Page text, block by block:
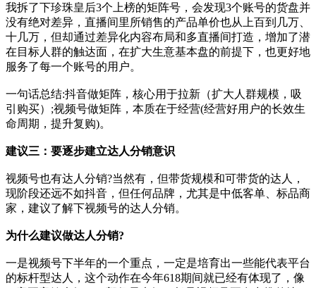
我拆了下珍珠皇后3个上榜的矩阵号，会发现3个账号的货盘并
没有绝对差异，直播间里所销售的产品单价也从上百到几万、
十几万，但却通过差异化内容布局和多直播间打造，增加了潜
在目标人群的触达面，在扩大生意基本盘的前提下，也更好地
服务了每一个账号的用户。
一句话总结:抖音做矩阵，核心用于拉新（扩大人群规模，吸
引购买）;视频号做矩阵，本质在于经营(经营好用户的长效生
命周期，提升复购)。
建议三：要逐步建立达人分销意识
视频号也有达人分销?当然有，但带货规模和可带货的达人，
现阶段还远不如抖音，但任何品牌，尤其是中低客单、标品商
家，建议了解下视频号的达人分销。
为什么建议做达人分销?
一是视频号下半年的一个重点，一定是培育出一些能代表平台
的标杆型达人，这个动作在今年618期间就已经有体现了，像